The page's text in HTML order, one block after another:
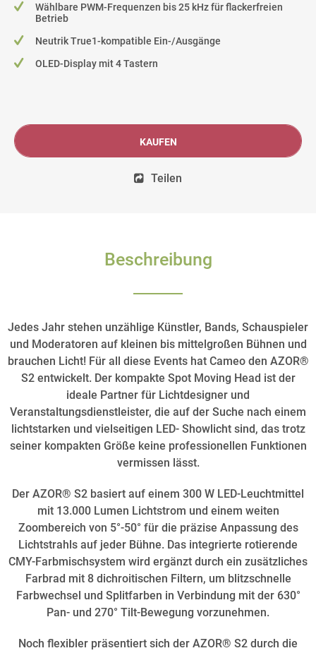
Wählbare PWM-Frequenzen bis 25 kHz für flackerfreien
Betrieb
Neutrik True1-kompatible Ein-/Ausgänge
OLED-Display mit 4 Tastern
KAUFEN
Teilen
Beschreibung
Jedes Jahr stehen unzählige Künstler, Bands, Schauspieler
und Moderatoren auf kleinen bis mittelgroßen Bühnen und
brauchen Licht! Für all diese Events hat Cameo den AZOR®
S2 entwickelt. Der kompakte Spot Moving Head ist der
ideale Partner für Lichtdesigner und
Veranstaltungsdienstleister, die auf der Suche nach einem
lichtstarken und vielseitigen LED- Showlicht sind, das trotz
seiner kompakten Größe keine professionellen Funktionen
vermissen lässt.
Der AZOR® S2 basiert auf einem 300 W LED-Leuchtmittel
mit 13.000 Lumen Lichtstrom und einem weiten
Zoombereich von 5°-50° für die präzise Anpassung des
Lichtstrahls auf jeder Bühne. Das integrierte rotierende
CMY-Farbmischsystem wird ergänzt durch ein zusätzliches
Farbrad mit 8 dichroitischen Filtern, um blitzschnelle
Farbwechsel und Splitfarben in Verbindung mit der 630°
Pan- und 270° Tilt-Bewegung vorzunehmen.
Noch flexibler präsentiert sich der AZOR® S2 durch die